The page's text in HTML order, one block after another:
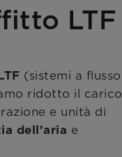
LTF
(sistemi a flusso
ridotto il carico
e unità di
dell'aria e